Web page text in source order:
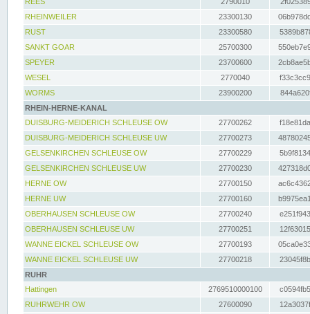
RHEINWEILER
23300130
RUST
23300580
SANKT GOAR
25700300
SPEYER
23700600
WESEL
2770040
WORMS
23900200
RHEIN-HERNE-KANAL
DUISBURG-MEIDERICH SCHLEUSE OW
27700262
DUISBURG-MEIDERICH SCHLEUSE UW
27700273
GELSENKIRCHEN SCHLEUSE OW
27700229
GELSENKIRCHEN SCHLEUSE UW
27700230
HERNE OW
27700150
HERNE UW
27700160
OBERHAUSEN SCHLEUSE OW
27700240
OBERHAUSEN SCHLEUSE UW
27700251
WANNE EICKEL SCHLEUSE OW
27700193
WANNE EICKEL SCHLEUSE UW
27700218
RUHR
Hattingen
2769510000100
RUHRWEHR OW
27600090